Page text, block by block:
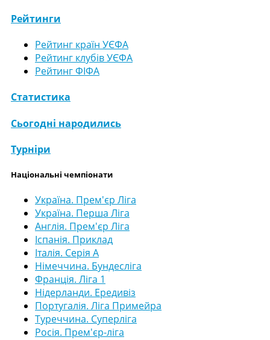
Рейтинги
Рейтинг країн УЄФА
Рейтинг клубів УЄФА
Рейтинг ФІФА
Статистика
Сьогодні народились
Турніри
Національні чемпіонати
Україна. Прем'єр Ліга
Україна. Перша Ліга
Англія. Прем'єр Ліга
Іспанія. Приклад
Італія. Серія А
Німеччина. Бундесліга
Франція. Ліга 1
Нідерланди. Ередивіз
Португалія. Ліга Примейра
Туреччина. Суперліга
Росія. Прем'єр-ліга